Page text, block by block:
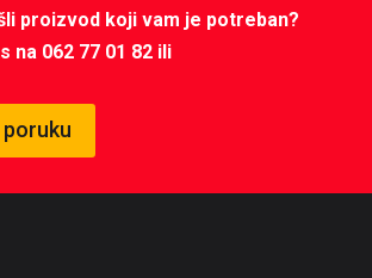
proizvod koji vam je potreban?
na 062 77 01 82 ili